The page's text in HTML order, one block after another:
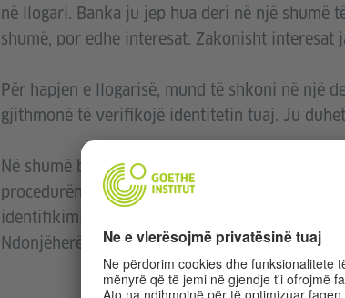
në llogari. Banka ju jep hua deri në një shumë
shumë, por edhe interesat. Zakonisht interesat
Për hapjen e llogarisë, mund të shkoni në një
gjithmonë të verifikojë identitetin tuaj. Ju
Në shumë banka mund të hapni llogari edhe
procedurën e Postident: banka ose banka e
identifikimit ose pasaportën tuaj, ju shkoni në
Ndonjëherë për hapjen e llogarisë, mund t’ ju